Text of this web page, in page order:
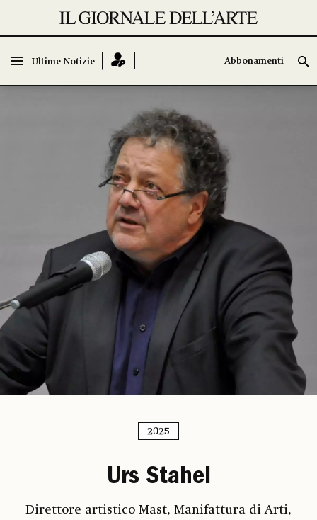
Ultime Notizie Abbonamenti
2025
Urs Stahel
Direttore artistico Mast, Manifattura di Arti,